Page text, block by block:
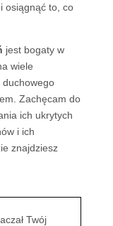
osiągnąć to, co
jest bogaty w
wiele
duchowego
Zachęcam do
ich ukrytych
i ich
znajdziesz
Twój